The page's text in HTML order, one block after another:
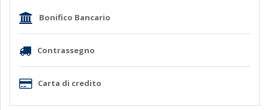
Bonifico Bancario
Contrassegno
Carta di credito